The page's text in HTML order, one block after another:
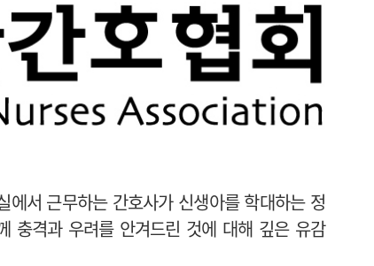
서 근무하는 간호사가 신생아를 학대하는 정
충격과 우려를 안겨드린 것에 대해 깊은 유감